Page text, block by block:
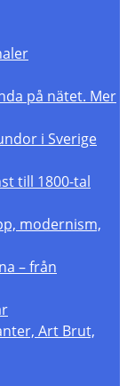
på nätet. Mer
i Sverige
till 1800-tal
modernism,
– från
Art Brut,